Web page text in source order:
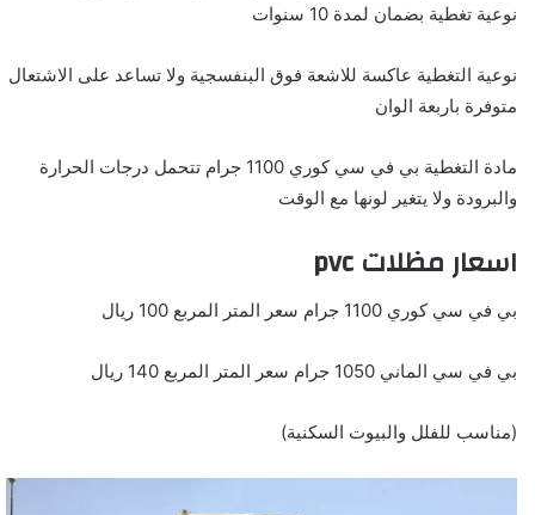
نوعية تغطية بضمان لمدة 10 سنوات
نوعية التغطية عاكسة للاشعة فوق البنفسجية ولا تساعد على الاشتعال
متوفرة باربعة الوان
مادة التغطية بي في سي كوري 1100 جرام تتحمل درجات الحرارة
والبرودة ولا يتغير لونها مع الوقت
اسعار مظلات pvc
بي في سي كوري 1100 جرام سعر المتر المربع 100 ريال
بي في سي الماني 1050 جرام سعر المتر المربع 140 ريال
(مناسب للفلل والبيوت السكنية)